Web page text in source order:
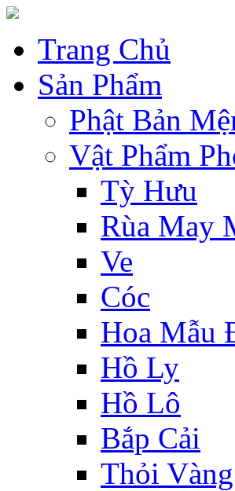
Trang Chủ
Sản Phẩm
Phật Bản
Vật Phẩm
Tỳ Hưu
Rùa May
Ve
Cóc
Hoa Mẫu
Hồ Ly
Hồ Lô
Bắp Cải
Thỏi Vàng